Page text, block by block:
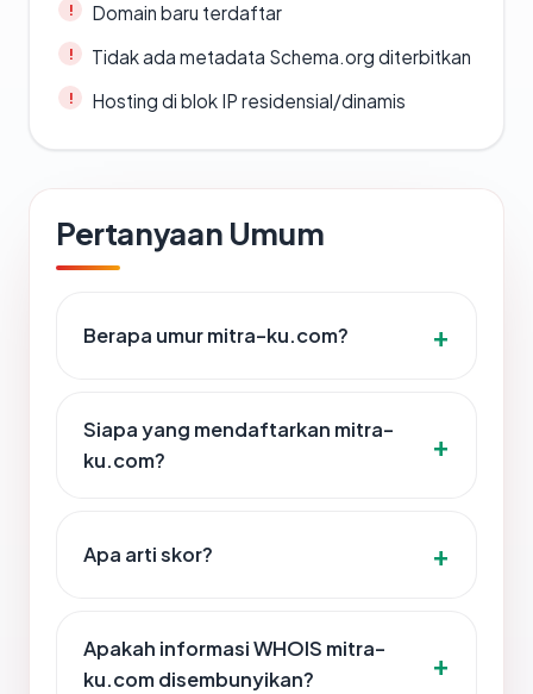
Domain baru terdaftar
Tidak ada metadata Schema.org diterbitkan
Hosting di blok IP residensial/dinamis
Pertanyaan Umum
Berapa umur mitra-ku.com?
Siapa yang mendaftarkan mitra-
ku.com?
Apa arti skor?
Apakah informasi WHOIS mitra-
ku.com disembunyikan?